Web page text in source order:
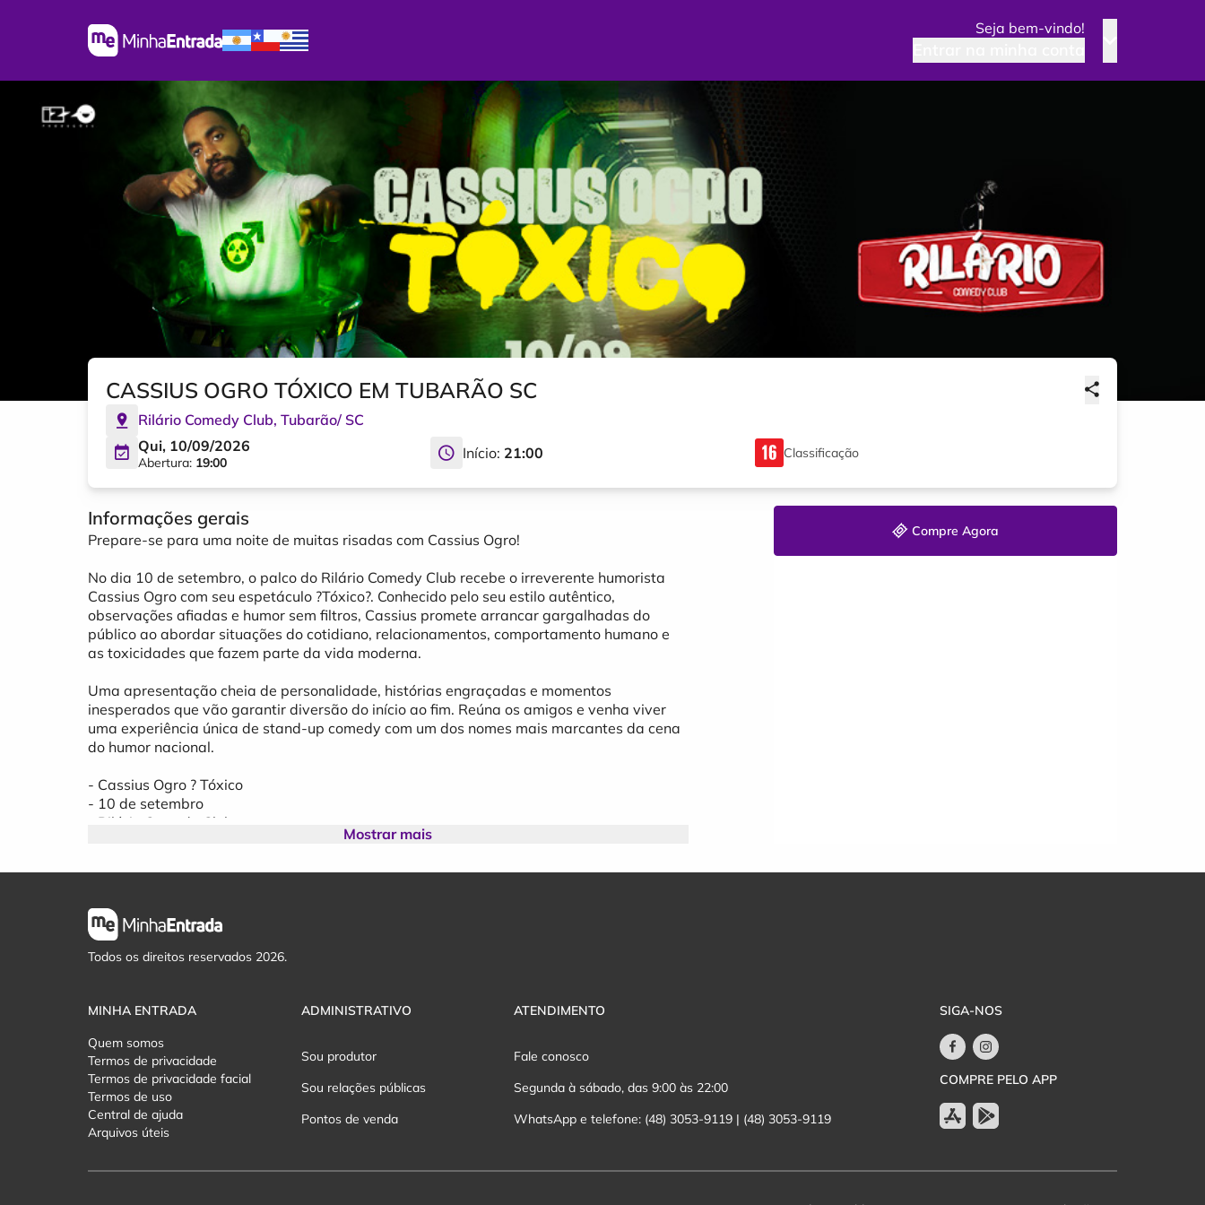
Seja bem-vindo!
CASSIUS OGRO TÓXICO EM TUBARÃO SC
Rilário Comedy Club, Tubarão/ SC
Qui, 10/09/2026
Abertura: 19:00
Início: 21:00 Classificação
Informações gerais
Prepare-se para uma noite de muitas risadas com Cassius Ogro!
No dia 10 de setembro, o palco do Rilário Comedy Club recebe o irreverente humorista
Cassius Ogro com seu espetáculo ?Tóxico?. Conhecido pelo seu estilo autêntico,
observações afiadas e humor sem filtros, Cassius promete arrancar gargalhadas do
público ao abordar situações do cotidiano, relacionamentos, comportamento humano e
as toxicidades que fazem parte da vida moderna.
Uma apresentação cheia de personalidade, histórias engraçadas e momentos
inesperados que vão garantir diversão do início ao fim. Reúna os amigos e venha viver
uma experiência única de stand-up comedy com um dos nomes mais marcantes da cena
do humor nacional.
- Cassius Ogro ? Tóxico
- 10 de setembro
- Rilário Comedy Club
Mostrar mais
Compre Agora
Todos os direitos reservados 2026.
MINHA ENTRADA
Quem somos
Termos de privacidade
Termos de privacidade facial
Termos de uso
Central de ajuda
Arquivos úteis
ADMINISTRATIVO
Sou produtor
Sou relações públicas
Pontos de venda
ATENDIMENTO
Fale conosco
Segunda à sábado, das 9:00 às 22:00
WhatsApp e telefone: (48) 3053-9119 | (48) 3053-9119
SIGA-NOS
COMPRE PELO APP